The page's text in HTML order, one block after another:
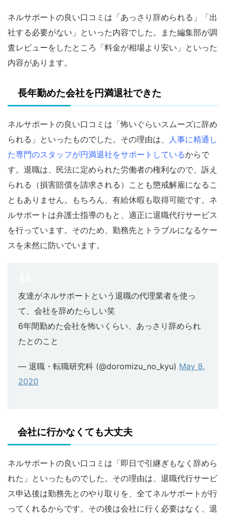
ネルサポートの良い口コミは「あっさり辞められる」「出
社する必要がない」といった内容でした。また編集部が調
査レビューをしたところ「料金が相場より安い」といった
内容があります。
長年勤めた会社を円満退社できた
ネルサポートの良い口コミは「怖いぐらいスムーズに辞め
られる」といったものでした。その理由は、 人事に精通し
た専門のスタッフが円満退社をサポートしているからで
す。退職は、民法に定められた労働者の権利なので、訴え
られる（損害賠償を請求される）ことも懲戒解雇になるこ
ともありません。もちろん、有給休暇も取得可能です。ネ
ルサポートは弁護士指導のもと、適正に退職代行サービス
を行っています。そのため、勤務先とトラブルになるケー
スを未然に防いでいます。
友達がネルサポートという退職の代理業者を使っ
て、会社を辞めたらしい笑
6年間勤めた会社を怖いくらい、あっさり辞められ
たとのこと
— 退職・転職研究科 (@doromizu_no_kyu) May 8,
2020
会社に行かなくても大丈夫
ネルサポートの良い口コミは「即日で引継ぎもなく辞めら
れた」といったものでした。その理由は、退職代行サービ
ス申込後は勤務先とのやり取りを、全てネルサポートが行
ってくれるからです。その後は会社に行く必要はなく、退